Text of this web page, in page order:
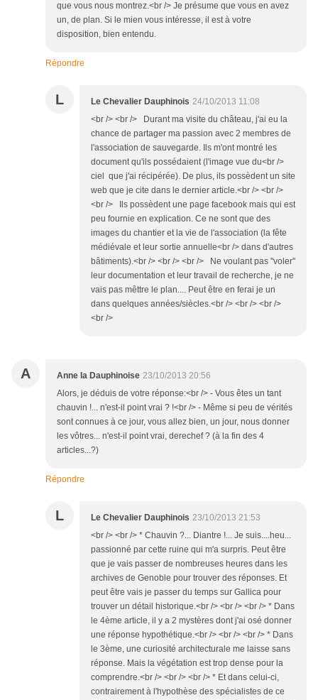
que vous nous montrez.<br /> Je présume que vous en avez
un, de plan. Si le mien vous intéresse, il est à votre
disposition, bien entendu.
Répondre
L Le Chevalier Dauphinois 24/10/2013 11:08
<br /> <br /> Durant ma visite du château, j'ai eu la
chance de partager ma passion avec 2 membres de
l'association de sauvegarde. Ils m'ont montré les
document qu'ils possédaient (l'image vue du<br />
ciel que j'ai récipérée). De plus, ils possèdent un site
web que je cite dans le dernier article.<br /> <br />
<br /> Ils possèdent une page facebook mais qui est
peu fournie en explication. Ce ne sont que des
images du chantier et la vie de l'association (la fête
médiévale et leur sortie annuelle<br /> dans d'autres
bâtiments).<br /> <br /> <br /> Ne voulant pas "voler"
leur documentation et leur travail de recherche, je ne
vais pas mêttre le plan.... Peut être en ferai je un
dans quelques années/siècles.<br /> <br /> <br />
<br />
A Anne la Dauphinoise 23/10/2013 20:56
Alors, je déduis de votre réponse:<br /> - Vous êtes un tant
chauvin !... n'est-il point vrai ? !<br /> - Même si peu de vérités
sont connues à ce jour, vous allez bien, un jour, nous donner
les vôtres... n'est-il point vrai, derechef ? (à la fin des 4
articles...?)
Répondre
L Le Chevalier Dauphinois 23/10/2013 21:53
<br /> <br /> * Chauvin ?... Diantre !... Je suis....heu...
passionné par cette ruine qui m'a surpris. Peut être
que je vais passer de nombreuses heures dans les
archives de Genoble pour trouver des réponses. Et
peut être vais je passer du temps sur Gallica pour
trouver un détail historique.<br /> <br /> <br /> * Dans
le 4ème article, il y a 2 mystères dont j'ai osé donner
une réponse hypothétique.<br /> <br /> <br /> * Dans
le 3ème, une curiosité architecturale me laisse sans
réponse. Mais la végétation est trop dense pour la
comprendre.<br /> <br /> <br /> * Et dans celui-ci,
contrairement à l'hypothèse des spécialistes de ce